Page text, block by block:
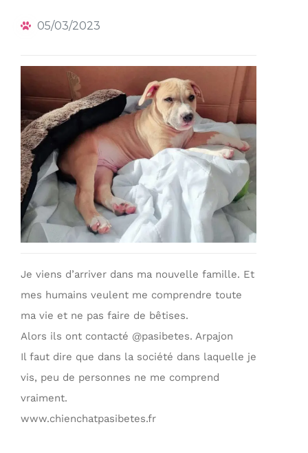
05/03/2023
Je viens d’arriver dans ma nouvelle famille. Et
mes humains veulent me comprendre toute
ma vie et ne pas faire de bêtises.
Alors ils ont contacté @pasibetes. Arpajon
Il faut dire que dans la société dans laquelle je
vis, peu de personnes ne me comprend
vraiment.
www.chienchatpasibetes.fr